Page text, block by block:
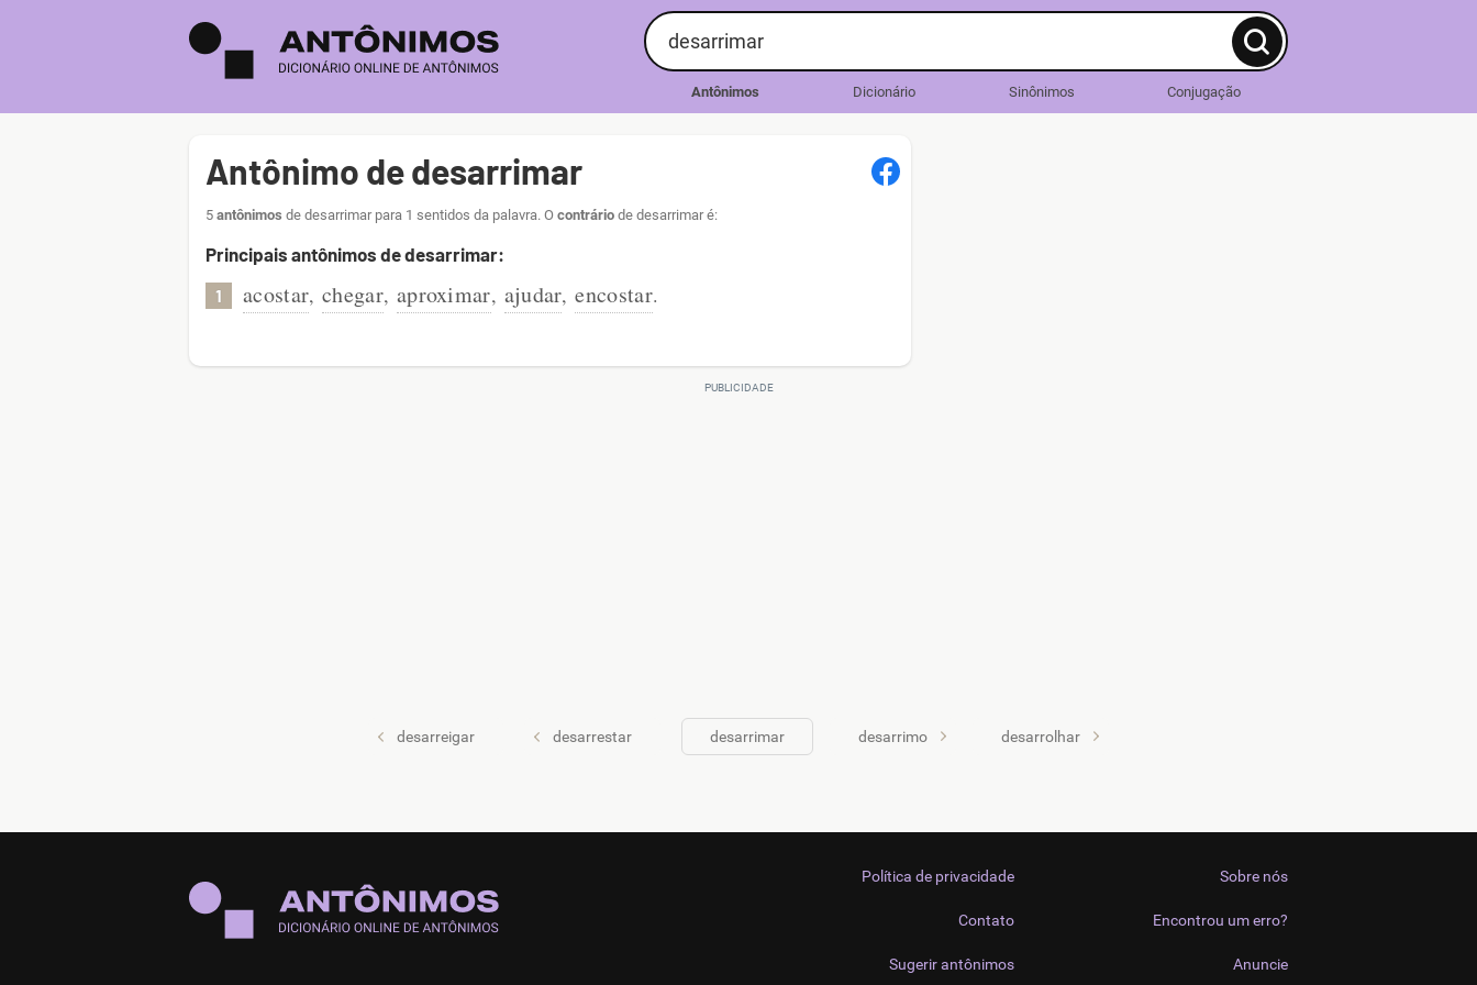
Antônimos Dicionário Sinônimos Conjugação
Antônimo de desarrimar
5 antônimos de desarrimar para 1 sentidos da palavra. O contrário de desarrimar é:
Principais antônimos de desarrimar:
1 acostar, chegar, aproximar, ajudar, encostar.
desarreigar desarrestar desarrimar desarrimo desarrolhar
Sobre nós
Encontrou um erro?
Anuncie
Política de privacidade
Contato
Sugerir antônimos